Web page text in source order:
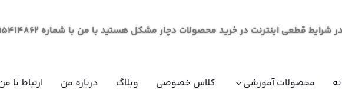
قطعی اینترنت در خرید محصولات دچار مشکل هستید با من با شماره 09195414862 از طریق پیام در ارتباط باشید.
محصولات آموزشی کلاس خصوصی وبلاگ درباره من ارتباط با